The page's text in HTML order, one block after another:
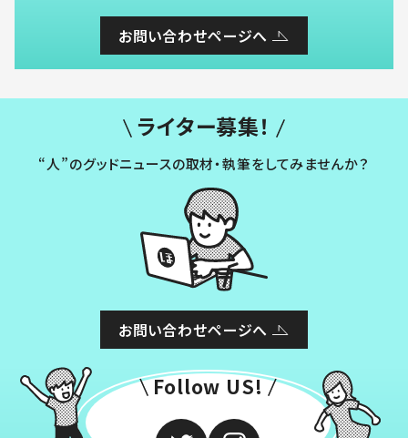
お問い合わせページへ
ライター募集！
“人”のグッドニュースの取材・執筆をしてみませんか？
お問い合わせページへ
Follow US!